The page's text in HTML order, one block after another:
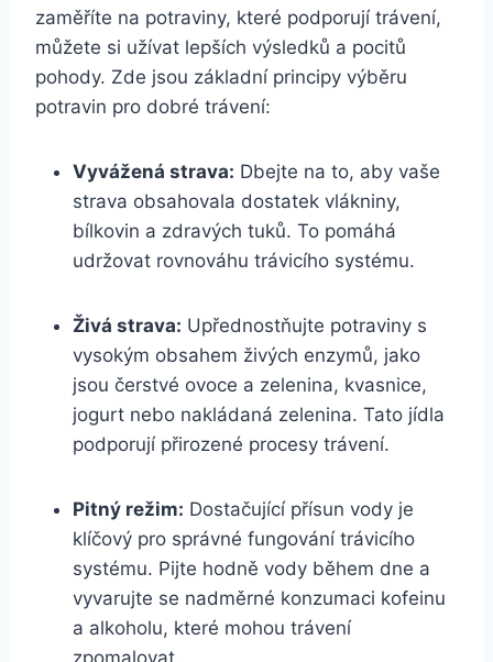
zaměříte na potraviny, které podporují ⁤trávení,
můžete si užívat lepších výsledků a pocitů
pohody. Zde jsou⁣ základní principy výběru
⁣potravin ‍pro dobré trávení:
Vyvážená strava: Dbejte na​ to,‍ aby vaše
strava ​obsahovala dostatek vlákniny,
‍bílkovin a zdravých tuků. To pomáhá
udržovat rovnováhu trávicího systému.
Živá⁤ strava: Upřednostňujte potraviny s
vysokým obsahem živých enzymů, ⁢jako
jsou⁤ čerstvé ‍ovoce a zelenina, kvasnice,
jogurt ⁤nebo‌ nakládaná zelenina.​ Tato jídla
podporují⁣ přirozené procesy trávení.
Pitný ⁤režim: Dostačující přísun ⁤vody⁤ je
klíčový pro správné fungování trávicího
systému. Pijte hodně⁤ vody během ⁣dne a
vyvarujte se nadměrné konzumaci kofeinu⁢
a alkoholu,⁣ které⁤ mohou trávení
zpomalovat.